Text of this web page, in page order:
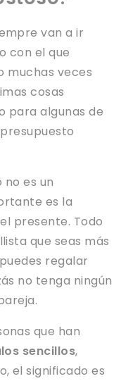
van a ir
con el que
muchas veces
cosas
para algunas de
es un
es la
presente. Todo
que seas más
regalar
no tenga ningún
que han
sencillos,
el significado es